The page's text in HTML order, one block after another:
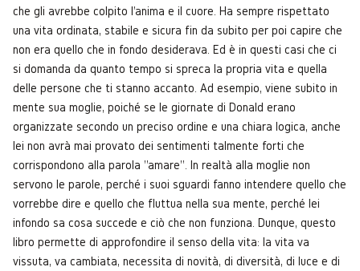
che gli avrebbe colpito l'anima e il cuore. Ha sempre rispettato
una vita ordinata, stabile e sicura fin da subito per poi capire che
non era quello che in fondo desiderava. Ed è in questi casi che ci
si domanda da quanto tempo si spreca la propria vita e quella
delle persone che ti stanno accanto. Ad esempio, viene subito in
mente sua moglie, poiché se le giornate di Donald erano
organizzate secondo un preciso ordine e una chiara logica, anche
lei non avrà mai provato dei sentimenti talmente forti che
corrispondono alla parola "amare". In realtà alla moglie non
servono le parole, perché i suoi sguardi fanno intendere quello che
vorrebbe dire e quello che fluttua nella sua mente, perché lei
infondo sa cosa succede e ciò che non funziona. Dunque, questo
libro permette di approfondire il senso della vita: la vita va
vissuta, va cambiata, necessita di novità, di diversità, di luce e di